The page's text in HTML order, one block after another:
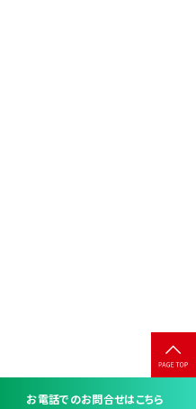
お電話でのお問合せはこちら